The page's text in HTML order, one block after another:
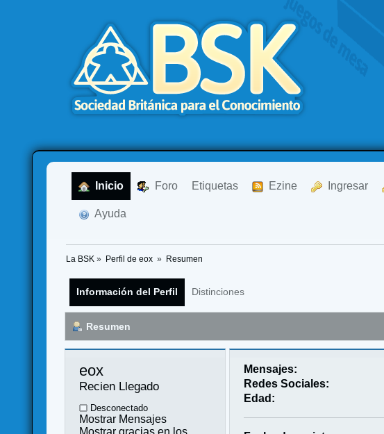
Inicio Foro Etiquetas Ezine Ingresar
Ayuda
La BSK » Perfil de eox » Resumen
Información del Perfil Distinciones
Resumen
eox
Recien Llegado
Desconectado
Mostrar Mensajes
Mostrar gracias en los
Mensajes:
Redes Sociales:
Edad: